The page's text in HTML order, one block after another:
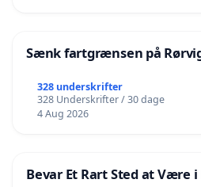
Sænk fartgrænsen på
328 underskrifter
328 Underskrifter / 30 dage
4 Aug 2026
Bevar Et Rart Sted at Være